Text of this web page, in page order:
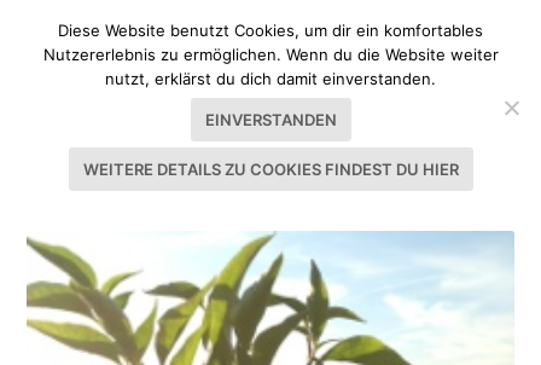
SCHLAGWORT:GEWÜRZ
Diese Website benutzt Cookies, um dir ein komfortables
Nutzererlebnis zu ermöglichen. Wenn du die Website weiter
nutzt, erklärst du dich damit einverstanden.
EINVERSTANDEN
WEITERE DETAILS ZU COOKIES FINDEST DU HIER